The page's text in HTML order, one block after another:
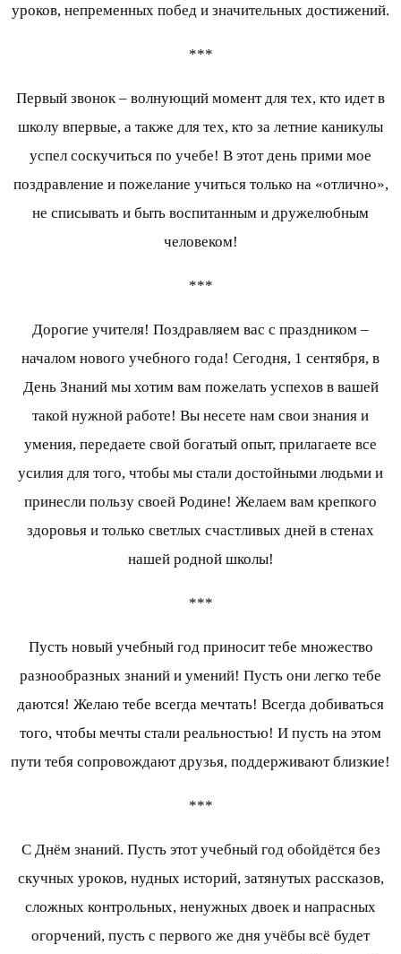
уроков, непременных побед и значительных достижений.
***
Первый звонок – волнующий момент для тех, кто идет в
школу впервые, а также для тех, кто за летние каникулы
успел соскучиться по учебе! В этот день прими мое
поздравление и пожелание учиться только на «отлично»,
не списывать и быть воспитанным и дружелюбным
человеком!
***
Дорогие учителя! Поздравляем вас с праздником –
началом нового учебного года! Сегодня, 1 сентября, в
День Знаний мы хотим вам пожелать успехов в вашей
такой нужной работе! Вы несете нам свои знания и
умения, передаете свой богатый опыт, прилагаете все
усилия для того, чтобы мы стали достойными людьми и
принесли пользу своей Родине! Желаем вам крепкого
здоровья и только светлых счастливых дней в стенах
нашей родной школы!
***
Пусть новый учебный год приносит тебе множество
разнообразных знаний и умений! Пусть они легко тебе
даются! Желаю тебе всегда мечтать! Всегда добиваться
того, чтобы мечты стали реальностью! И пусть на этом
пути тебя сопровождают друзья, поддерживают близкие!
***
С Днём знаний. Пусть этот учебный год обойдётся без
скучных уроков, нудных историй, затянутых рассказов,
сложных контрольных, ненужных двоек и напрасных
огорчений, пусть с первого же дня учёбы всё будет